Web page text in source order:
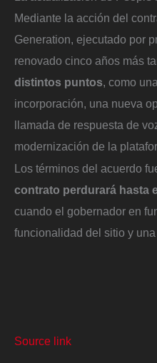
Mediante la acción del
Generation, ejecutado por
renovado cinco años más
distintos puntos , como
incorporación, una nueva
llamada de respuesta de
modernización de la
Los términos del acuerdo
contrato perdurará hasta
cuando el gobernador en
funcionalidad del sitio y
Source link